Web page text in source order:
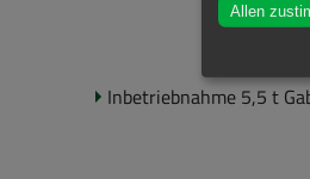
In­be­trieb­nah­me 5,5 t
Allen